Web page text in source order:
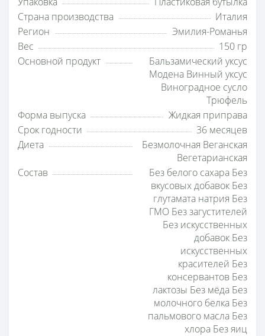
Страна производства
Италия
Регион
Эмилия-Романья
Вес
150 гр
Основной продукт
Бальзамический уксус
Модена Винный уксус
Виноградное сусло
Трюфель
Форма выпуска
Жидкая приправа
Срок годности
36 месяцев
Диета
Безмолочная Веганская
Вегетарианская
Состав
Без белого сахара Без
вкусовых добавок Без
глутамата натрия Без
ГМО Без загустителей
Без искусственных
добавок Без
искусственных
красителей Без
консервантов Без
лактозы Без мёда Без
молочного белка Без
пальмового масла Без
хлора Без яиц